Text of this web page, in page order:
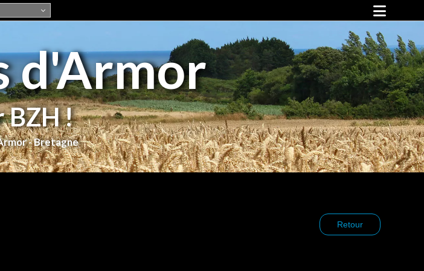
Falaises d’Armor !
Animations et événements
Animations
Vos rendez-vous avec Falaises d’Armor
Sports, culture et loisirs
Les pépites
Espace mer
Vélo
Cirkwi
Culture
d'Armor
BZH !
Retour